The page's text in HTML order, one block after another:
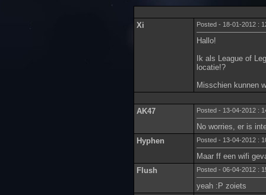
Xi Posted - 18-01-2012 :
Hallo!
Ik als League of
locatie!?
Misschien kunnen
AK47 Posted - 13-04-2012 :
No worries, er is
Hyphen
Posted - 13-04-2012 :
Maar ff een wifi
Flush
Posted - 06-04-2012 :
yeah :P zoiets